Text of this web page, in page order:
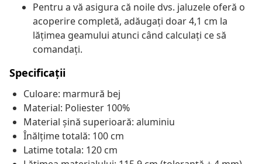
Pentru a vă asigura că noile dvs. jaluzele oferă o
acoperire completă, adăugați doar 4,1 cm la
lățimea geamului atunci când calculați ce să
comandați.
Specificații
Culoare: marmură bej
Material: Poliester 100%
Material șină superioară: aluminiu
Înălțime totală: 100 cm
Latime totala: 120 cm